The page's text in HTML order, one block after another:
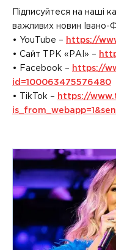
Підписуйтеся на наші
важливих новин Івано-
• YouTube – https://
• Сайт ТРК «РАІ» –
• Facebook – https://
id=100063475576480
• TikTok – https://